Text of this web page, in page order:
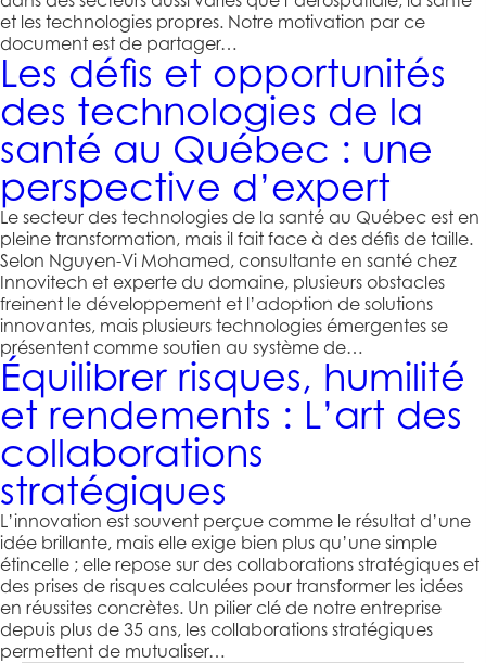
et les technologies propres. Notre motivation par ce
document est de partager…
Les défis et opportunités
des technologies de la
santé au Québec : une
perspective d’expert
Le secteur des technologies de la santé au Québec est en
pleine transformation, mais il fait face à des défis de taille.
Selon Nguyen-Vi Mohamed, consultante en santé chez
Innovitech et experte du domaine, plusieurs obstacles
freinent le développement et l’adoption de solutions
innovantes, mais plusieurs technologies émergentes se
présentent comme soutien au système de…
Équilibrer risques, humilité
et rendements : L’art des
collaborations
stratégiques
L’innovation est souvent perçue comme le résultat d’une
idée brillante, mais elle exige bien plus qu’une simple
étincelle ; elle repose sur des collaborations stratégiques et
des prises de risques calculées pour transformer les idées
en réussites concrètes. Un pilier clé de notre entreprise
depuis plus de 35 ans, les collaborations stratégiques
permettent de mutualiser…